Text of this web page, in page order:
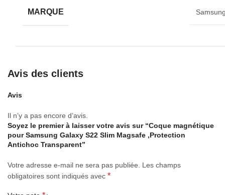
MARQUE
Avis des clients
Avis
Il n’y a pas encore d’avis.
Soyez le premier à laisser votre avis sur “Coque magnétique
pour Samsung Galaxy S22 Slim Magsafe ,Protection
Antichoc Transparent”
Votre adresse e-mail ne sera pas publiée.
Les champs
obligatoires sont indiqués avec *